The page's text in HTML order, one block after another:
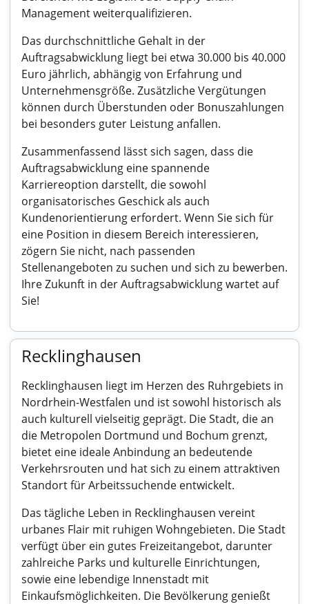
Management weiterqualifizieren.
Das durchschnittliche Gehalt in der
Auftragsabwicklung liegt bei etwa 30.000 bis 40.000
Euro jährlich, abhängig von Erfahrung und
Unternehmensgröße. Zusätzliche Vergütungen
können durch Überstunden oder Bonuszahlungen
bei besonders guter Leistung anfallen.
Zusammenfassend lässt sich sagen, dass die
Auftragsabwicklung eine spannende
Karriereoption darstellt, die sowohl
organisatorisches Geschick als auch
Kundenorientierung erfordert. Wenn Sie sich für
eine Position in diesem Bereich interessieren,
zögern Sie nicht, nach passenden
Stellenangeboten zu suchen und sich zu bewerben.
Ihre Zukunft in der Auftragsabwicklung wartet auf
Sie!
Recklinghausen
Recklinghausen liegt im Herzen des Ruhrgebiets in
Nordrhein-Westfalen und ist sowohl historisch als
auch kulturell vielseitig geprägt. Die Stadt, die an
die Metropolen Dortmund und Bochum grenzt,
bietet eine ideale Anbindung an bedeutende
Verkehrsrouten und hat sich zu einem attraktiven
Standort für Arbeitssuchende entwickelt.
Das tägliche Leben in Recklinghausen vereint
urbanes Flair mit ruhigen Wohngebieten. Die Stadt
verfügt über ein gutes Freizeitangebot, darunter
zahlreiche Parks und kulturelle Einrichtungen,
sowie eine lebendige Innenstadt mit
Einkaufsmöglichkeiten. Die Bevölkerung genießt